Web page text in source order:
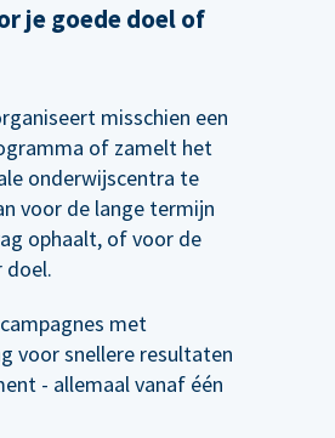
je goede doel of
misschien een
of zamelt het
onderwijscentra te
voor de lange termijn
ophaalt, of voor de
doel.
met
voor snellere resultaten
- allemaal vanaf één